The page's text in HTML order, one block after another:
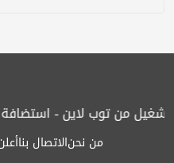
من توب لاين - استضافة و
من نحنالاتصال بنا